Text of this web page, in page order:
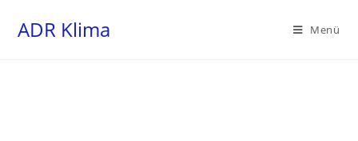
ADR Klima Menü